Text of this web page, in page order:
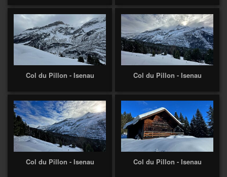
Col du Pillon - Isenau Col du Pillon - Isenau
Col du Pillon - Isenau Col du Pillon - Isenau